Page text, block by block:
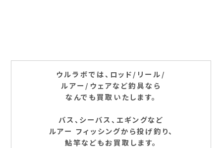
ウルラボでは、ロッド/リール/
ルアー/ウェアなど釣具なら
なんでも買取いたします。
バス、シーバス、エギングなど
ルアー フィッシングから投げ釣り、
鮎竿などもお買取します。